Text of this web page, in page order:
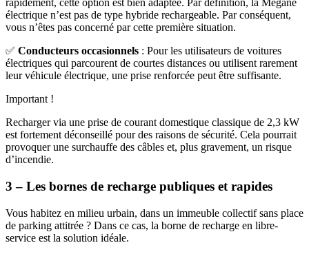
rapidement, cette option est bien adaptée. Par définition, la Megane
électrique n’est pas de type hybride rechargeable. Par conséquent,
vous n’êtes pas concerné par cette première situation.
✅ Conducteurs occasionnels : Pour les utilisateurs de voitures
électriques qui parcourent de courtes distances ou utilisent rarement
leur véhicule électrique, une prise renforcée peut être suffisante.
Important !
Recharger via une prise de courant domestique classique de 2,3 kW
est fortement déconseillé pour des raisons de sécurité. Cela pourrait
provoquer une surchauffe des câbles et, plus gravement, un risque
d’incendie.
3 – Les bornes de recharge publiques et rapides
Vous habitez en milieu urbain, dans un immeuble collectif sans place
de parking attitrée ? Dans ce cas, la borne de recharge en libre-
service est la solution idéale.